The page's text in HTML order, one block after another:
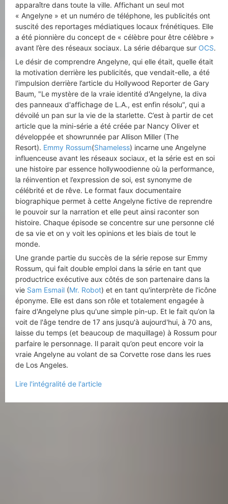
apparaître dans toute la ville. Affichant un seul mot
« Angelyne » et un numéro de téléphone, les publicités ont
suscité des reportages médiatiques locaux frénétiques. Elle
a été pionnière du concept de « célèbre pour être célèbre »
avant l’ère des réseaux sociaux. La série débarque sur OCS.
Le désir de comprendre Angelyne, qui elle était, quelle était
la motivation derrière les publicités, que vendait-elle, a été
l'impulsion derrière l’article du Hollywood Reporter de Gary
Baum, "Le mystère de la vraie identité d'Angelyne, la diva
des panneaux d'affichage de L.A., est enfin résolu", qui a
dévoilé un pan sur la vie de la starlette. C’est à partir de cet
article que la mini-série a été créée par Nancy Oliver et
développée et showrunnée par Allison Miller (The
Resort). Emmy Rossum(Shameless) incarne une Angelyne
influenceuse avant les réseaux sociaux, et la série est en soi
une histoire par essence hollywoodienne où la performance,
la réinvention et l’expression de soi, est synonyme de
célébrité et de rêve. Le format faux documentaire
biographique permet à cette Angelyne fictive de reprendre
le pouvoir sur la narration et elle peut ainsi raconter son
histoire. Chaque épisode se concentre sur une personne clé
de sa vie et on y voit les opinions et les biais de tout le
monde.
Une grande partie du succès de la série repose sur Emmy
Rossum, qui fait double emploi dans la série en tant que
productrice exécutive aux côtés de son partenaire dans la
vie Sam Esmail (Mr. Robot) et en tant qu'interprète de l'icône
éponyme. Elle est dans son rôle et totalement engagée à
faire d'Angelyne plus qu'une simple pin-up. Et le fait qu’on la
voit de l'âge tendre de 17 ans jusqu'à aujourd'hui, à 70 ans,
laisse du temps (et beaucoup de maquillage) à Rossum pour
parfaire le personnage. Il parait qu’on peut encore voir la
vraie Angelyne au volant de sa Corvette rose dans les rues
de Los Angeles.
Lire l'intégralité de l'article